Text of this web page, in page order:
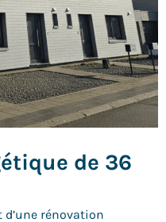
de 36
rénovation